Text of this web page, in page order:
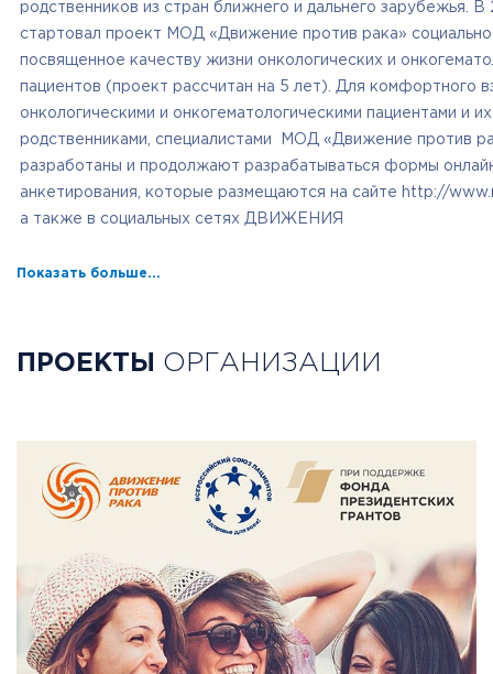
родственников из стран ближнего и дальнего зарубежья. В
стартовал проект МОД «Движение против рака»
посвященное качеству жизни онкологических и
пациентов (проект рассчитан на 5 лет). Для комфортного
онкологическими и онкогематологическими пациентами и их
родственниками, специалистами МОД «Движение против
разработаны и продолжают разрабатываться формы
анкетирования, которые размещаются на сайте http://
а также в социальных сетях ДВИЖЕНИЯ
Показать больше...
ПРОЕКТЫ ОРГАНИЗАЦИИ